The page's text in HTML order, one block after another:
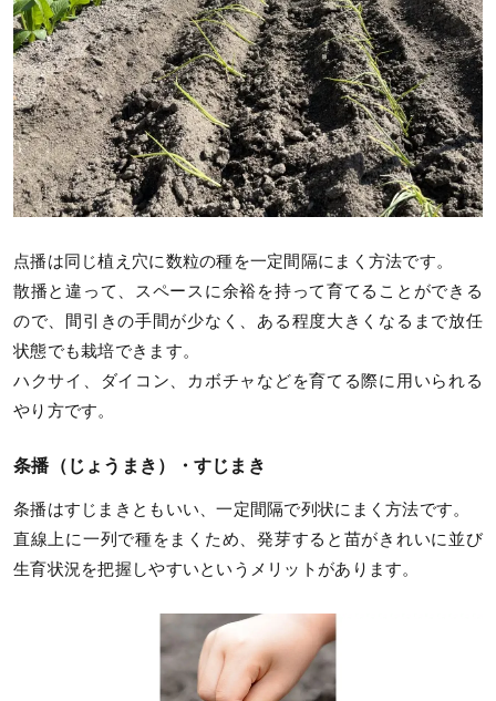
点播は同じ植え穴に数粒の種を一定間隔にまく方法です。
散播と違って、スペースに余裕を持って育てることができる
ので、間引きの手間が少なく、ある程度大きくなるまで放任
状態でも栽培できます。
ハクサイ、ダイコン、カボチャなどを育てる際に用いられる
やり方です。
条播（じょうまき）・すじまき
条播はすじまきともいい、一定間隔で列状にまく方法です。
直線上に一列で種をまくため、発芽すると苗がきれいに並び
生育状況を把握しやすいというメリットがあります。